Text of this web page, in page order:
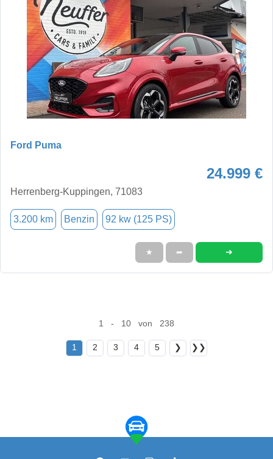
Ford Puma
24.999 €
Herrenberg-Kuppingen, 71083
3.200 km Benzin 92 kw (125 PS)
★ ➦ ➜
1 - 10 von 238
1 2 3 4 5 ❯ ❯❯